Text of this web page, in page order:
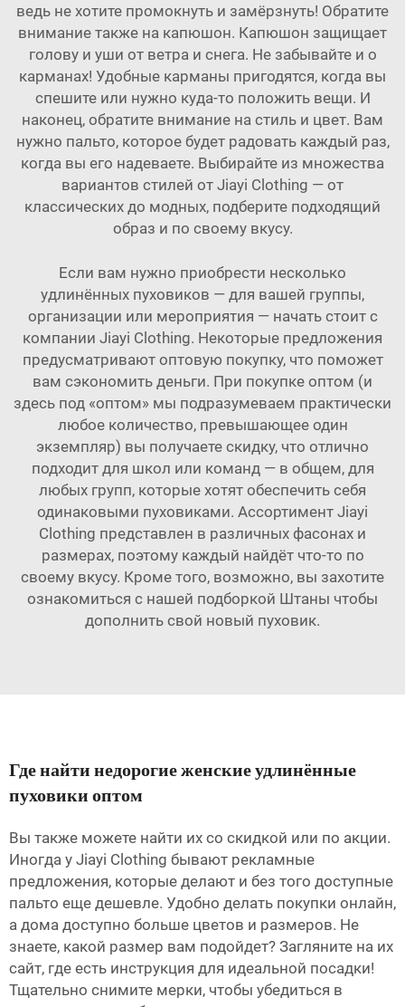
ведь не хотите промокнуть и замёрзнуть! Обратите
внимание также на капюшон. Капюшон защищает
голову и уши от ветра и снега. Не забывайте и о
карманах! Удобные карманы пригодятся, когда вы
спешите или нужно куда-то положить вещи. И
наконец, обратите внимание на стиль и цвет. Вам
нужно пальто, которое будет радовать каждый раз,
когда вы его надеваете. Выбирайте из множества
вариантов стилей от Jiayi Clothing — от
классических до модных, подберите подходящий
образ и по своему вкусу.
Если вам нужно приобрести несколько
удлинённых пуховиков — для вашей группы,
организации или мероприятия — начать стоит с
компании Jiayi Clothing. Некоторые предложения
предусматривают оптовую покупку, что поможет
вам сэкономить деньги. При покупке оптом (и
здесь под «оптом» мы подразумеваем практически
любое количество, превышающее один
экземпляр) вы получаете скидку, что отлично
подходит для школ или команд — в общем, для
любых групп, которые хотят обеспечить себя
одинаковыми пуховиками. Ассортимент Jiayi
Clothing представлен в различных фасонах и
размерах, поэтому каждый найдёт что-то по
своему вкусу. Кроме того, возможно, вы захотите
ознакомиться с нашей подборкой Штаны чтобы
дополнить свой новый пуховик.
Где найти недорогие женские удлинённые
пуховики оптом
Вы также можете найти их со скидкой или по акции.
Иногда у Jiayi Clothing бывают рекламные
предложения, которые делают и без того доступные
пальто еще дешевле. Удобно делать покупки онлайн,
а дома доступно больше цветов и размеров. Не
знаете, какой размер вам подойдет? Загляните на их
сайт, где есть инструкция для идеальной посадки!
Тщательно снимите мерки, чтобы убедиться в